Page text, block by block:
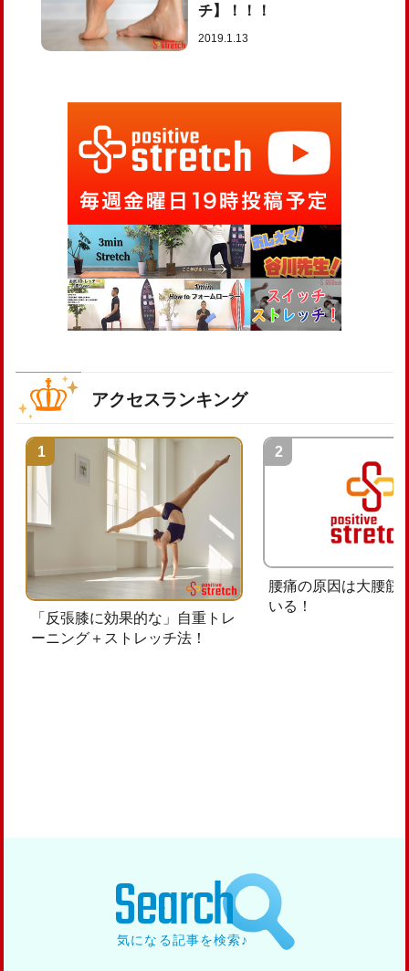
チ】！！！
2019.1.13
アクセスランキング
「反張膝に効果的な」自重トレ
ーニング＋ストレッチ法！
腰痛の原因は大腰筋
いる！
Search
気になる記事を検索♪